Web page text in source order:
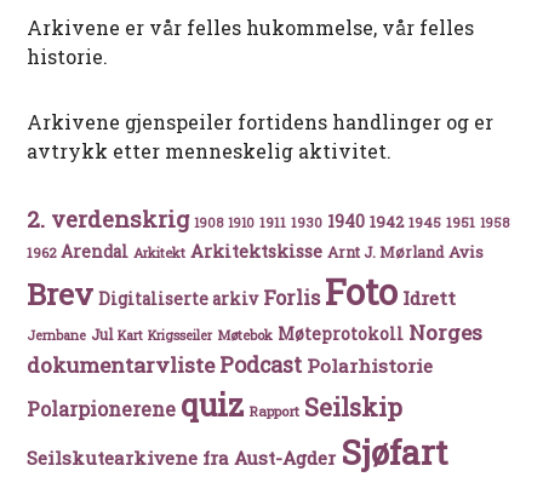
Arkivene er vår felles hukommelse, vår felles
historie.
Arkivene gjenspeiler fortidens handlinger og er
avtrykk etter menneskelig aktivitet.
2. verdenskrig 1908 1910 1911 1930 1940 1942 1945 1951 1958
1962 Arendal Arkitekt Arkitektskisse Arnt J. Mørland Avis
Brev Digitaliserte arkiv Forlis Foto Idrett
Jernbane Jul Kart Krigsseiler Møtebok Møteprotokoll Norges
dokumentarvlistePodcast Polarhistorie
Polarpionerene quiz Rapport Seilskip
Seilskutearkivene fra Aust-Agder Sjøfart